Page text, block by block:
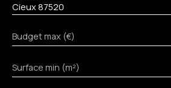
Cieux 87520
Budget max (€)
Surface min (m²)